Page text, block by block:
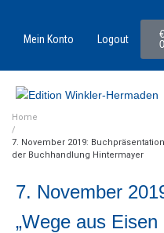
Mein Konto Logout €
0
Home
/
7. November 2019:
der Buchhandlung Hintermayer
7. November
„Wege aus